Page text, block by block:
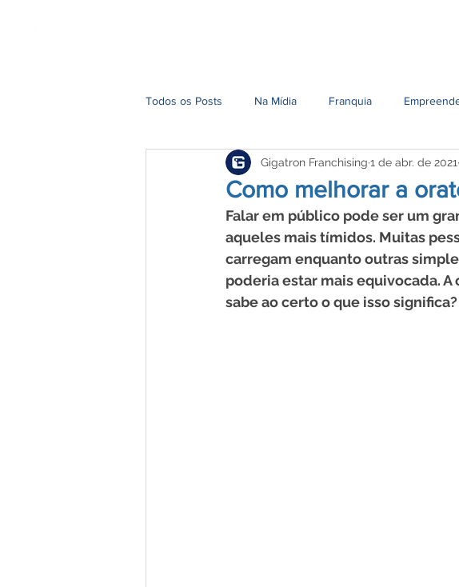
Todos os Posts Na Mídia Franquia
Como melhorar a
Gigatron Franchising 1 de abr. de 2021
Falar em público pode ser um
aqueles mais tímidos. Muitas
carregam enquanto outras
poderia estar mais equivocada.
sabe ao certo o que isso significa?